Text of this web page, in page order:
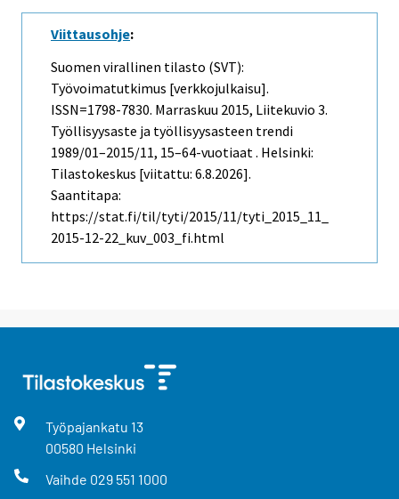
Viittausohje:
Suomen virallinen tilasto (SVT):
Työvoimatutkimus [verkkojulkaisu].
ISSN=1798-7830. Marraskuu 2015, Liitekuvio 3.
Työllisyysaste ja työllisyysasteen trendi
1989/01–2015/11, 15–64-vuotiaat . Helsinki:
Tilastokeskus [viitattu: 6.8.2026].
Saantitapa:
https://stat.fi/til/tyti/2015/11/tyti_2015_11_
2015-12-22_kuv_003_fi.html
Työpajankatu 13
00580 Helsinki
Vaihde 029 551 1000